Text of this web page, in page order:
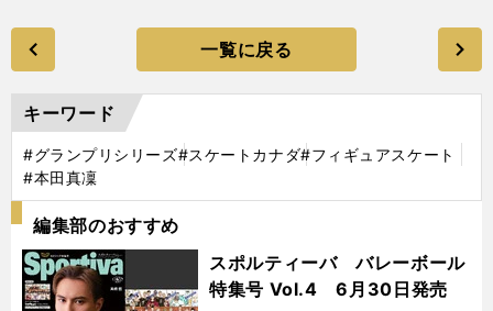
一覧に戻る
キーワード
#グランプリシリーズ#スケートカナダ#フィギュアスケート
#本田真凜
編集部のおすすめ
スポルティーバ バレーボール
特集号 Vol.4 6月30日発売